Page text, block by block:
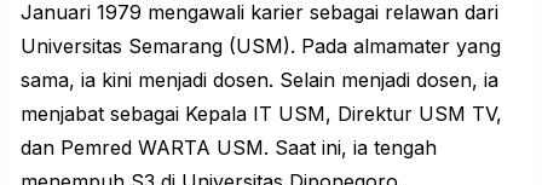
Januari 1979 mengawali karier sebagai relawan dari
Universitas Semarang (USM). Pada almamater yang
sama, ia kini menjadi dosen. Selain menjadi dosen, ia
menjabat sebagai Kepala IT USM, Direktur USM TV,
dan Pemred WARTA USM. Saat ini, ia tengah